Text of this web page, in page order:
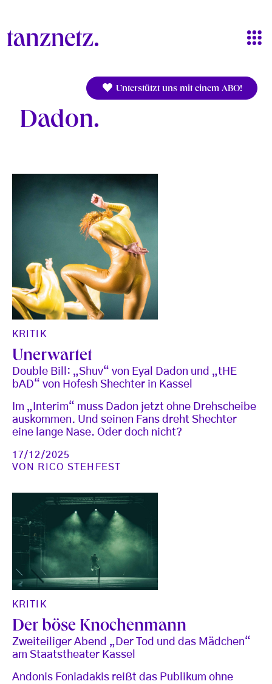
Unterstützt uns mit einem ABO!
Dadon
KRITIK
Unerwartet
Double Bill: „Shuv“ von Eyal Dadon und „tHE
bAD“ von Hofesh Shechter in Kassel
Im „Interim“ muss Dadon jetzt ohne Drehscheibe
auskommen. Und seinen Fans dreht Shechter
eine lange Nase. Oder doch nicht?
17/12/2025
VON
RICO STEHFEST
KRITIK
Der böse Knochenmann
Zweiteiliger Abend „Der Tod und das Mädchen“
am Staatstheater Kassel
Andonis Foniadakis reißt das Publikum ohne